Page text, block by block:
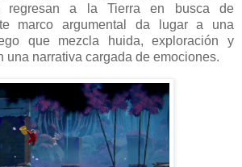
regresan a la Tierra en busca de
marco argumental da lugar a una
que mezcla huida, exploración y
una narrativa cargada de emociones.